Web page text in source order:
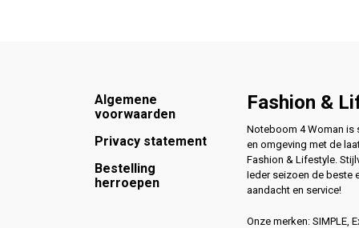
Footer
Algemene
voorwaarden
Privacy statement
Bestelling
herroepen
Fashion &
Noteboom 4 Woman is
en omgeving met de
Fashion & Lifestyle.
Ieder seizoen de beste
aandacht en service!
Onze merken: SIMPLE,